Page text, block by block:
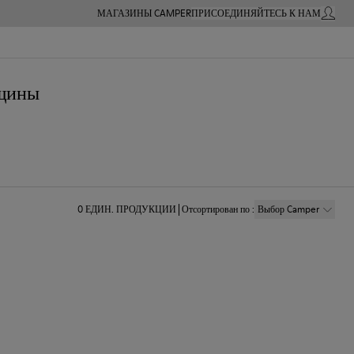
МАГАЗИНЫ CAMPERПРИСОЕДИНЯЙТЕСЬ К НАММОЙ
0ЕДИН. ПРОДУКЦИИ Отсортирован по: Выбор Camper